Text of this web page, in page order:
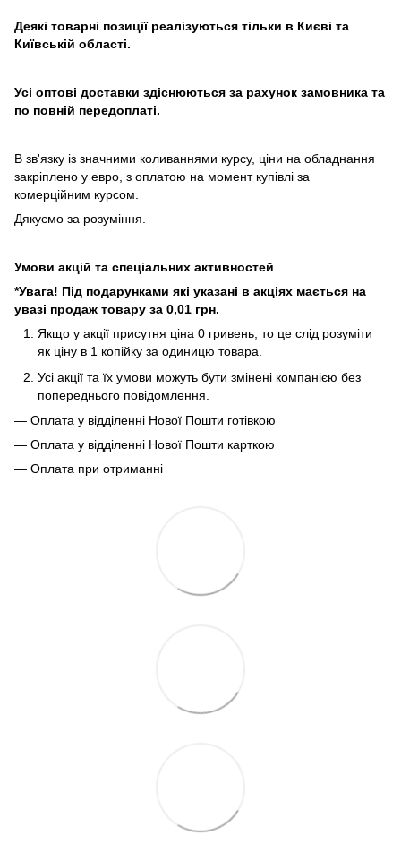
Деякі товарні позиції реалізуються тільки в Києві та
Київській області.
Усі оптові доставки здіснюються за рахунок замовника та
по повній передоплаті.
В зв'язку із значними коливаннями курсу, ціни на обладнання
закріплено у евро, з оплатою на момент купівлі за
комерційним курсом.
Дякуємо за розуміння.
Умови акцій та спеціальних активностей
*Увага! Під подарунками які указані в акціях мається на
увазі продаж товару за 0,01 грн.
Якщо у акції присутня ціна 0 гривень, то це слід розуміти
як ціну в 1 копійку за одиницю товара.
Усі акції та їх умови можуть бути змінені компанією без
попереднього повідомлення.
— Оплата у відділенні Нової Пошти готівкою
— Оплата у відділенні Нової Пошти карткою
— Оплата при отриманні